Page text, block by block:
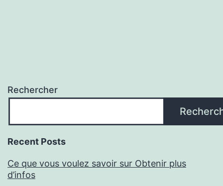
Rechercher
Recent Posts
Ce que vous voulez savoir sur Obtenir plus
d’infos